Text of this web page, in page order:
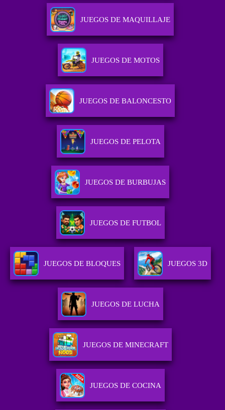
JUEGOS DE MAQUILLAJE
JUEGOS DE MOTOS
JUEGOS DE BALONCESTO
JUEGOS DE PELOTA
JUEGOS DE BURBUJAS
JUEGOS DE FUTBOL
JUEGOS DE BLOQUES JUEGOS 3D
JUEGOS DE LUCHA
JUEGOS DE MINECRAFT
JUEGOS DE COCINA